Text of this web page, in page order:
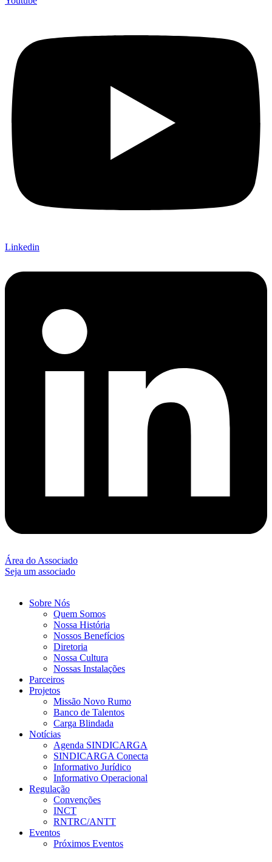
Linkedin
Área do Associado
Seja um associado
Sobre Nós
Quem Somos
Nossa História
Nossos Benefícios
Diretoria
Nossa Cultura
Nossas Instalações
Parceiros
Projetos
Missão Novo Rumo
Banco de Talentos
Carga Blindada
Notícias
Agenda SINDICARGA
SINDICARGA Conecta
Informativo Jurídico
Informativo Operacional
Regulação
Convenções
INCT
RNTRC/ANTT
Eventos
Próximos Eventos